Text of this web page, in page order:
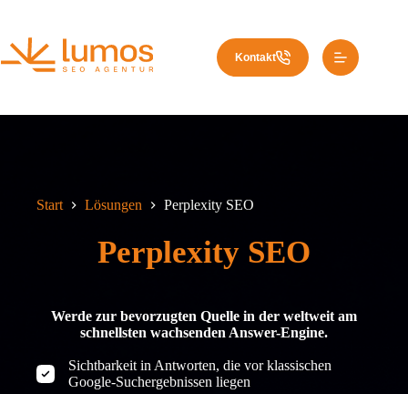
springen
Kontakt
Start Lösungen Perplexity SEO
Perplexity SEO
Werde zur bevorzugten Quelle in der weltweit am
schnellsten wachsenden Answer-Engine.
Sichtbarkeit in Antworten, die vor klassischen
Google-Suchergebnissen liegen